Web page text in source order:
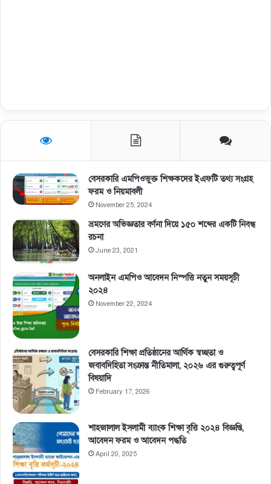
বেসরকারি এমপিওভুক্ত শিক্ষকদের ইএফটি তথ্য সংগ্রহ
ফরম ও নিয়মাবলী
November 25, 2024
ভ্রমণের অভিজ্ঞতার বর্ণনা দিয়ে ১৫০ শব্দের একটি নিবন্ধ
রচনা
June 23, 2021
অনলাইন এমপিও আবেদন নিস্পত্তি নতুন সময়সূচী
২০২৪
November 22, 2024
বেসরকারি শিক্ষা প্রতিষ্ঠানের আর্থিক স্বচ্ছতা ও
জবাবদিহিতা সংক্রান্ত নীতিমালা, ২০২৬ এর গুরুত্বপূর্ণ
বিষয়াদি
February 17, 2026
শাহজালাল ইসলামী ব্যাংক শিক্ষা বৃত্তি ২০২৪ বিজ্ঞপ্তি,
আবেদন ফরম ও আবেদন পদ্ধতি
April 20, 2025